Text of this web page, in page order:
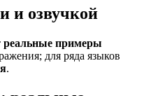
и озвучкой
реальные примеры
для ряда языков
.